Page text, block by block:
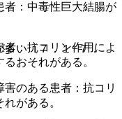
多い〔７．１−７．
：中毒性巨大結腸が
：抗コリン作用によ
おそれがある。
のある患者：抗コリ
がある。